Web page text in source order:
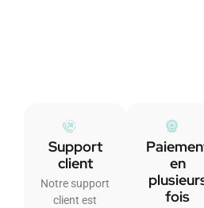
Support
client
Notre support
client est
en
fois